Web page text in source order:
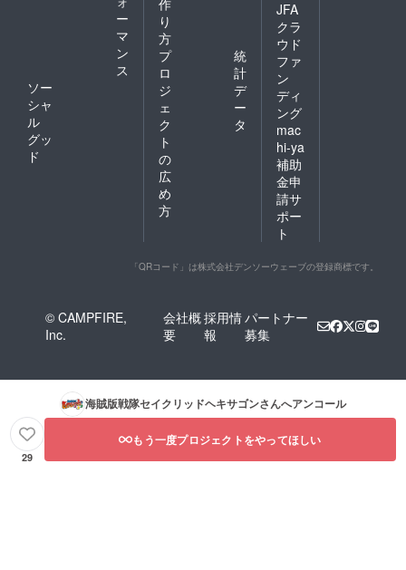
ー
マ
ン
ス
ソー
シャ
ル
グッ
ド
り
方
プ
ロ
ジ
ェ
ク
ト
の
広
め
方
統
計
デ
ー
タ
JFA
クラ
ウド
ファ
ン
ディ
ング
mac
hi-ya
補助
金申
請サ
ポー
ト
「QRコード」は株式会社デンソーウェーブの登録商標です。
© CAMPFIRE,
Inc.
会社概
要
採用情
報
パートナー
募集
海賊版戦隊セイクリッドヘキサゴンさんへアンコール
29
もう一度プロジェクトをやってほしい